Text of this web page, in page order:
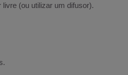
(ou utilizar um difusor).